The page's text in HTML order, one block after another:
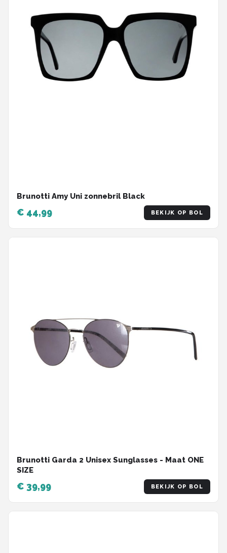
Brunotti Amy Uni zonnebril Black
€ 44,99 BEKIJK OP BOL
Brunotti Garda 2 Unisex Sunglasses - Maat ONE
SIZE
€ 39,99 BEKIJK OP BOL